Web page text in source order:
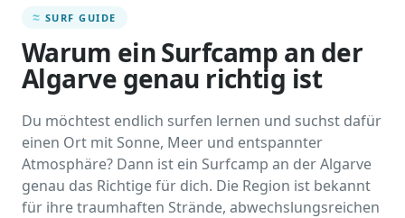
SURF GUIDE
Warum ein Surfcamp an der
Algarve genau richtig ist
Du möchtest endlich surfen lernen und suchst dafür
einen Ort mit Sonne, Meer und entspannter
Atmosphäre? Dann ist ein Surfcamp an der Algarve
genau das Richtige für dich. Die Region ist bekannt
für ihre traumhaften Strände, abwechslungsreichen